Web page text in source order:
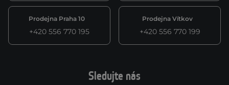
Prodejna Praha 10
+420 556 770 195
Prodejna Vítkov
+420 556 770 199
Sledujte nás